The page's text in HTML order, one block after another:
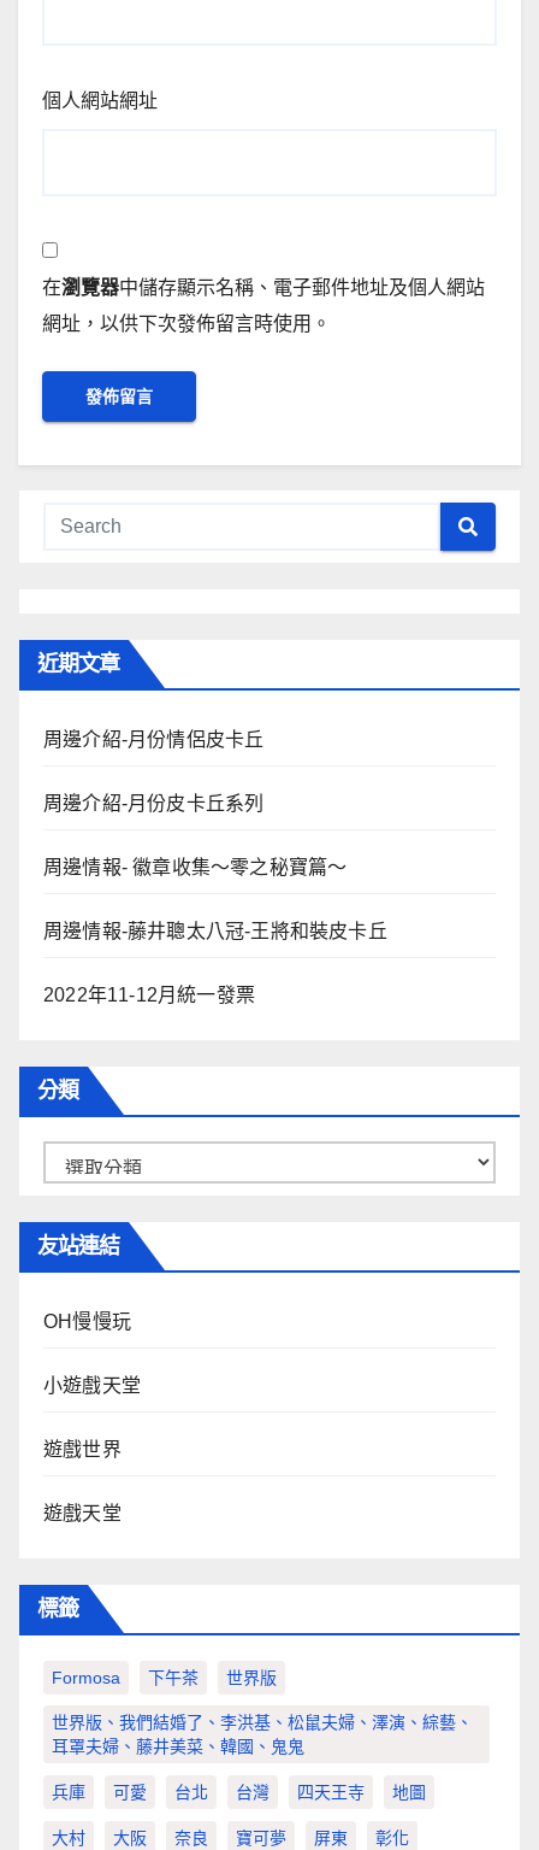
個人網站網址
在瀏覽器中儲存顯示名稱、電子郵件地址及個人網站
網址，以供下次發佈留言時使用。
近期文章
周邊介紹-月份情侶皮卡丘
周邊介紹-月份皮卡丘系列
周邊情報- 徽章收集～零之秘寶篇～
周邊情報-藤井聰太八冠-王將和裝皮卡丘
2022年11-12月統一發票
分類
友站連結
OH慢慢玩
小遊戲天堂
遊戲世界
遊戲天堂
標籤
Formosa 下午茶 世界版
世界版、我們結婚了、李洪基、松鼠夫婦、澤演、綜藝、
耳罩夫婦、藤井美菜、韓國、鬼鬼
兵庫 可愛 台北 台灣 四天王寺 地圖
大村 大阪 奈良 寶可夢 屏東 彰化